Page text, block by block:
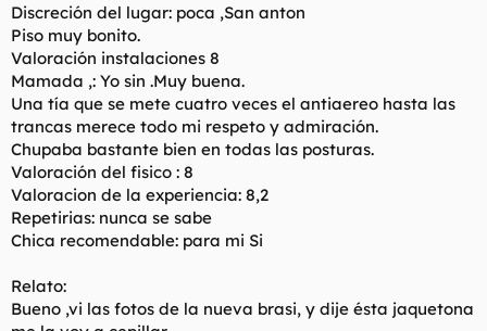
Discreción del lugar: poca ,San anton
Piso muy bonito.
Valoración instalaciones 8
Mamada ,: Yo sin .Muy buena.
Una tía que se mete cuatro veces el antiaereo hasta las
trancas merece todo mi respeto y admiración.
Chupaba bastante bien en todas las posturas.
Valoración del fisico : 8
Valoracion de la experiencia: 8,2
Repetirias: nunca se sabe
Chica recomendable: para mi Si
Relato:
Bueno ,vi las fotos de la nueva brasi, y dije ésta jaquetona